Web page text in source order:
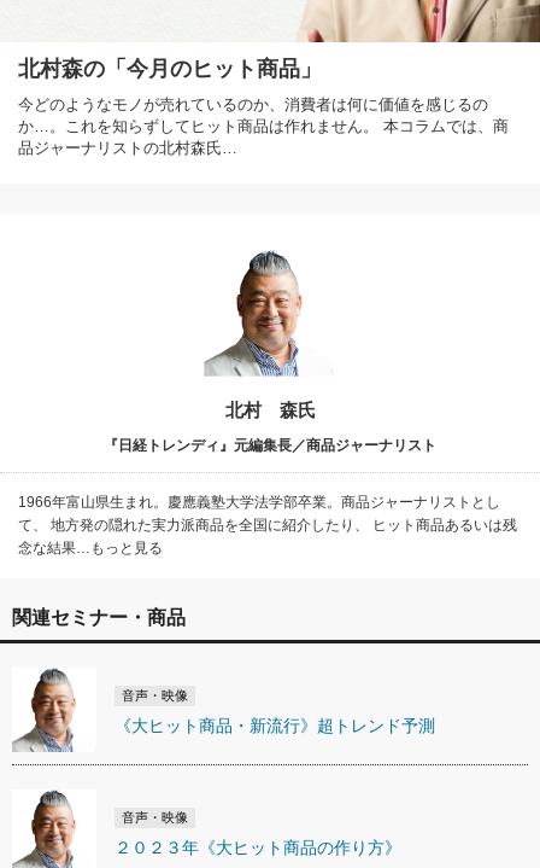
北村森の「今月のヒット商品」
今どのようなモノが売れているのか、消費者は何に価値を感じるの
か…。これを知らずしてヒット商品は作れません。 本コラムでは、商
品ジャーナリストの北村森氏…
北村 森氏
『日経トレンディ』元編集長／商品ジャーナリスト
1966年富山県生まれ。慶應義塾大学法学部卒業。商品ジャーナリストとし
て、 地方発の隠れた実力派商品を全国に紹介したり、 ヒット商品あるいは残
念な結果…もっと見る
関連セミナー・商品
音声・映像
《大ヒット商品・新流行》超トレンド予測
音声・映像
２０２３年《大ヒット商品の作り方》